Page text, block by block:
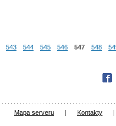
543 544 545 546 547 548
Mapa serveru | Kontakty |